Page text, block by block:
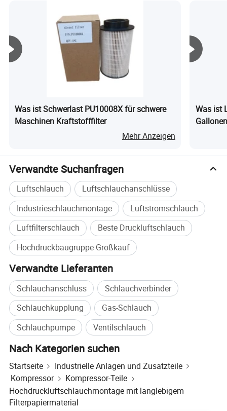
Was ist Schwerlast PU10008X für schwere
Maschinen Kraftstofffilter
Mehr Anzeigen
Was ist
Verwandte Suchanfragen
Luftschlauch
Luftschlauchanschlüsse
Industrieschlauchmontage
Luftstromschlauch
Luftfilterschlauch
Beste Druckluftschlauch
Hochdruckbaugruppe Großkauf
Verwandte Lieferanten
Schlauchanschluss
Schlauchverbinder
Schlauchkupplung
Gas-Schlauch
Schlauchpumpe
Ventilschlauch
Nach Kategorien suchen
Startseite
Industrielle Anlagen und Zusatzteile
Kompressor
Kompressor-Teile
Hochdruckluftschlauchmontage mit langlebigem
Filterpapiermaterial